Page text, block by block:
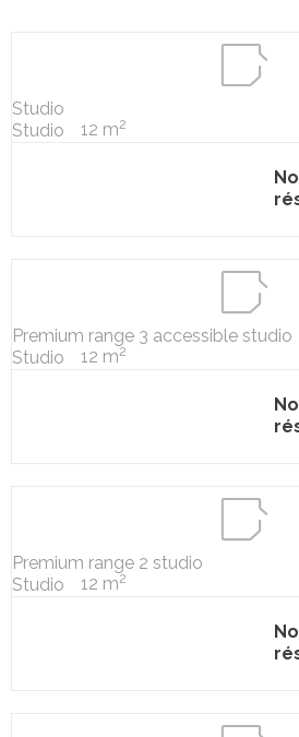
Studio
Studio
12 m2
Premium range 3 accessible studio
Studio
12 m2
Premium range 2 studio
Studio
12 m2